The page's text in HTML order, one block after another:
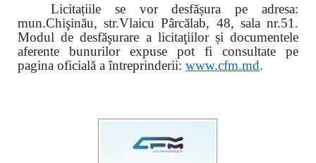
Licitațiile se vor desfășura pe adresa:
mun.Chişinău, str.Vlaicu Pârcălab, 48, sala nr.51.
Modul de desfăşurare a licitaţiilor și documentele
aferente bunurilor expuse pot fi consultate pe
pagina oficială a întreprinderii: www.cfm.md.